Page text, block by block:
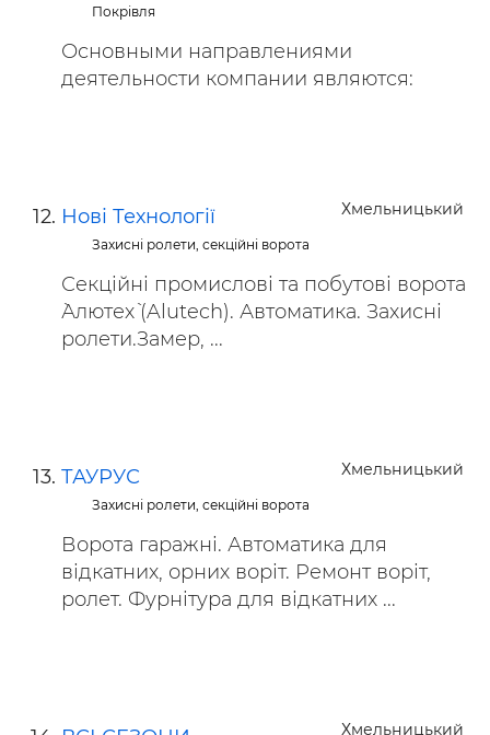
Покрівля
Основными направлениями
деятельности компании являются:
Хмельницький
Нові Технології
Захисні ролети, секційні ворота
Секційні промислові та побутові ворота
`Алютех` (Alutech). Автоматика. Захисні
ролети.Замер, ...
Хмельницький
ТАУРУС
Захисні ролети, секційні ворота
Ворота гаражні. Автоматика для
відкатних, орних воріт. Ремонт воріт,
ролет. Фурнітура для відкатних ...
Хмельницький